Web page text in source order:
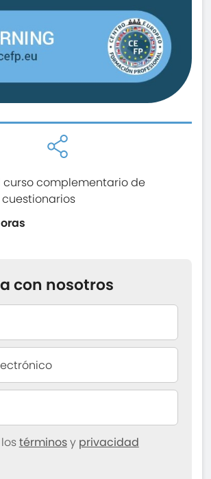
complementario de
con nosotros
términosy privacidad